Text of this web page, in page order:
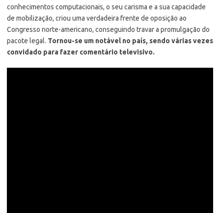
conhecimentos computacionais, o seu carisma e a sua capacidade
de mobilização, criou uma verdadeira frente de oposição ao
Congresso norte-americano, conseguindo travar a promulgação do
pacote legal. Tornou-se um notável no país, sendo várias vezes
convidado para fazer comentário televisivo.